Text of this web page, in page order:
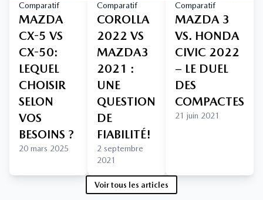
Comparatif
MAZDA
CX-5 VS
CX-50:
LEQUEL
CHOISIR
SELON
VOS
BESOINS ?
20 mars 2025
Comparatif
COROLLA
2022 VS
MAZDA3
2021 :
UNE
QUESTION
DE
FIABILITÉ!
2 septembre
2021
Comparatif
MAZDA 3
VS. HONDA
CIVIC 2022
– LE DUEL
DES
COMPACTES
21 juin 2021
Voir tous les articles